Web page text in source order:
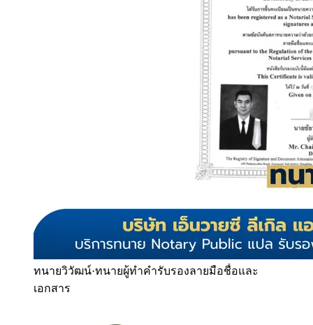
ทนายวิวัฒน์·ทนายผู้ทำคำรับรองลายมือชื่อและ
เอกสาร